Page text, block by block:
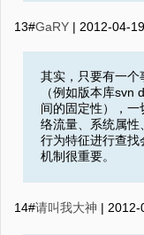
13#GaRY | 2012-04-
其实，只要有一个
（例如版本库svn
间的固定性），
络流量、系统属性
行为特征进行查找
机制很重要。
14#请叫我大神 | 2012-